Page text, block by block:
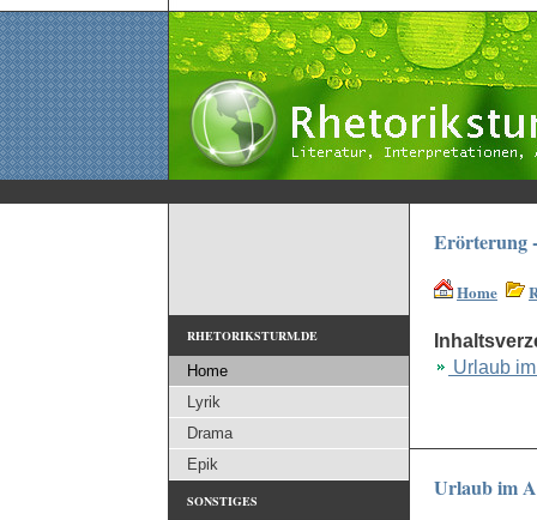
Erörterung
Home
Urlaub
Urlaub im
RHETORIKSTURM.DE
Home
Lyrik
Drama
Epik
SONSTIGES